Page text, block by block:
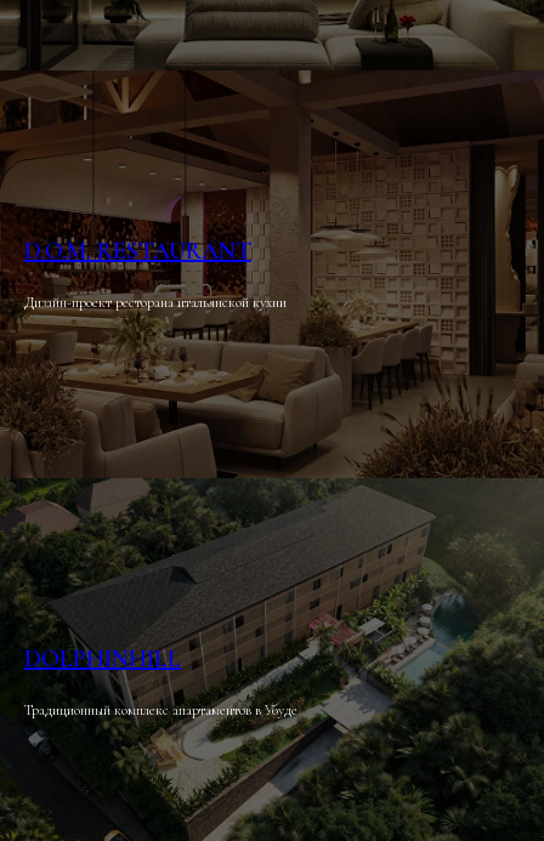
D.O.M. RESTAURANT
Дизайн-проект ресторана итальянской кухни
DOLPHINHILL
Традиционный комплекс апартаментов в Убуде